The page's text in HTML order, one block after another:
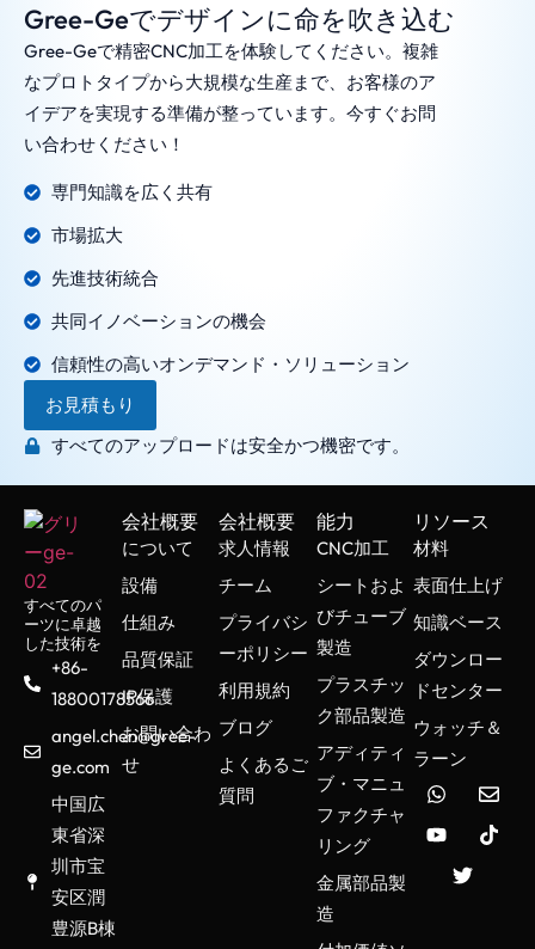
Gree-Geでデザインに命を吹き込む
Gree-Geで精密CNC加工を体験してください。複雑
なプロトタイプから大規模な生産まで、お客様のア
イデアを実現する準備が整っています。今すぐお問
い合わせください！
専門知識を広く共有
市場拡大
先進技術統合
共同イノベーションの機会
信頼性の高いオンデマンド・ソリューション
お見積もり
すべてのアップロードは安全かつ機密です。
すべてのパ
ーツに卓越
した技術を
+86-
18800178566
angel.chen@gree-
ge.com
中国広
東省深
圳市宝
安区潤
豊源B棟
会社概要
について
設備
仕組み
品質保証
IP保護
お問い合わ
せ
会社概要
求人情報
チーム
プライバシ
ーポリシー
利用規約
ブログ
よくあるご
質問
能力
CNC加工
シートおよ
びチューブ
製造
プラスチッ
ク部品製造
アディティ
ブ・マニュ
ファクチャ
リング
金属部品製
造
リソース
材料
表面仕上げ
知識ベース
ダウンロー
ドセンター
ウォッチ＆
ラーン